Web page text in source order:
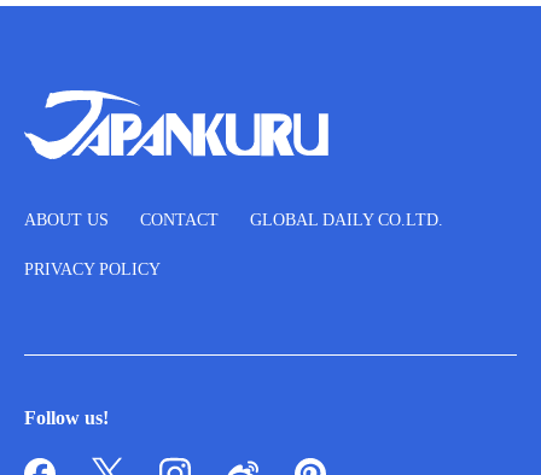
ABOUT US CONTACT GLOBAL DAILY CO.LTD.
PRIVACY POLICY
Follow us!